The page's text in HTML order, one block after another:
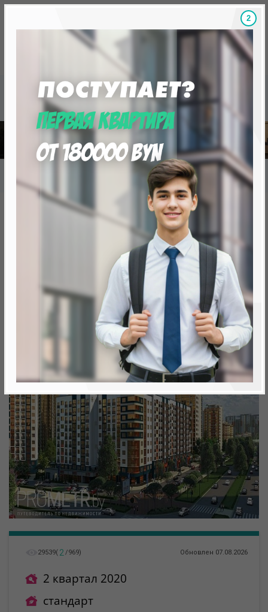
Скидки на новостройки, бонусы
«Минск Мир»
20.11 «Вальс», квартал «Мировых танцев»
20.11 «Вальс», квартал
«Мировых танцев»
Минск, Октябрьский, ул. Николы Теслы
метро «Ковальская Слобода», 566 м
29539( 2 /969) Обновлен 07.08.2026
2 квартал 2020
стандарт
1